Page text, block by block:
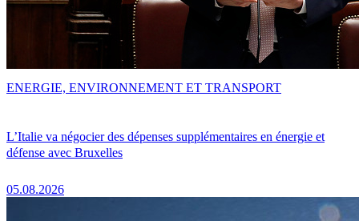
L’Italie va négocier des dépenses supplémentaires en énergie et
défense avec Bruxelles
05.08.2026
ENERGIE, ENVIRONNEMENT ET TRANSPORT